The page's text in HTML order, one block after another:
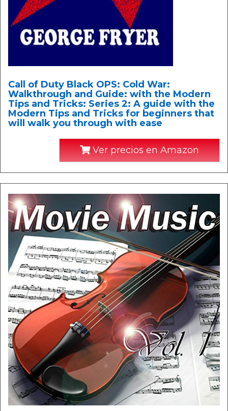
Call of Duty Black OPS: Cold War:
Walkthrough and Guide: with the Modern
Tips and Tricks: Series 2: A guide with the
Modern Tips and Tricks for beginners that
will walk you through with ease
Ver precios en Amazon